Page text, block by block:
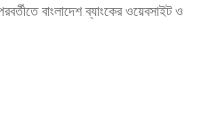
বাংলাদেশ ব্যাংকের ওয়েবসাইট ও